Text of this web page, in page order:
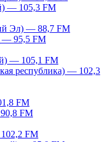
— 105,3 FM
Эл) — 88,7 FM
— 95,5 FM
— 105,1 FM
республика) — 102,3
FM
FM
FM